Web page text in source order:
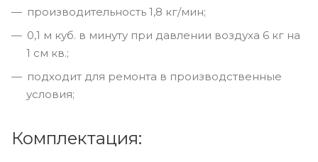
производительность 1,8 кг/мин;
0,1 м куб. в минуту при давлении воздуха 6 кг на
1 см кв.;
подходит для ремонта в производственные
условия;
Комплектация: